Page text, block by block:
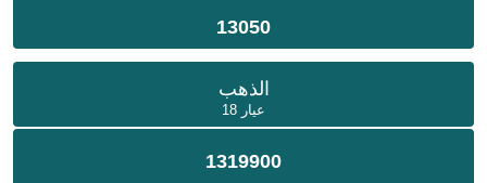
13050
الذهب
عيار 18
1319900